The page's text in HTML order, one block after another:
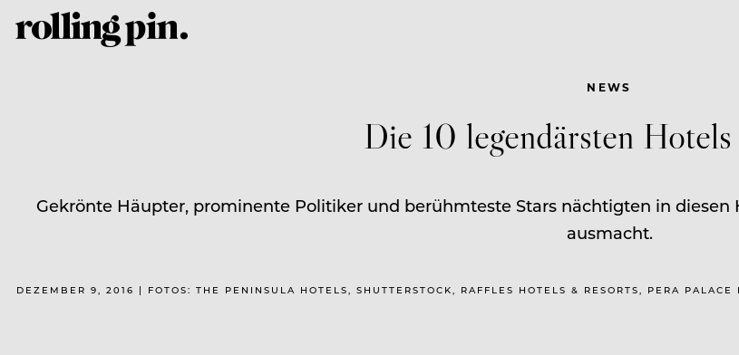
NEWS
Die 10 legendärsten
Gekrönte Häupter, prominente Politiker und berühmteste Stars nächtigten in diesen
ausmacht.
DEZEMBER 9, 2016 | FOTOS: THE PENINSULA HOTELS, SHUTTERSTOCK, RAFFLES HOTELS & RESORTS, PERA